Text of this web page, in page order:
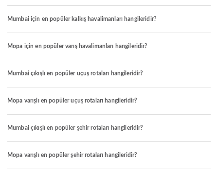
Mumbai için en popüler kalkış havalimanları hangileridir?
Mopa için en popüler varış havalimanları hangileridir?
Mumbai çıkışlı en popüler uçuş rotaları hangileridir?
Mopa varışlı en popüler uçuş rotaları hangileridir?
Mumbai çıkışlı en popüler şehir rotaları hangileridir?
Mopa varışlı en popüler şehir rotaları hangileridir?